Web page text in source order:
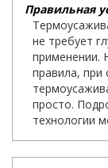
Правильная
не требует
применении.
правила, при
просто.
технологии